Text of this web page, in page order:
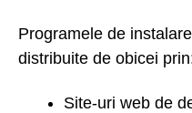
Programele de
distribuite de obicei
Site-uri web de